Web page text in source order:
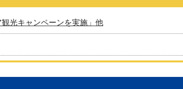
光キャンペーンを実施」他